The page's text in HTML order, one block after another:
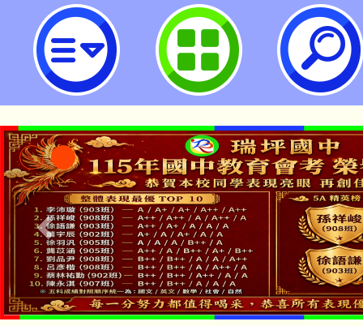
PaGamO 「投出素養超素球！王
大公開！」線上研習-桃園市立瑞
「本色祭」8/29、30在
場熱烈登場!
8/21下午1時於龍潭區